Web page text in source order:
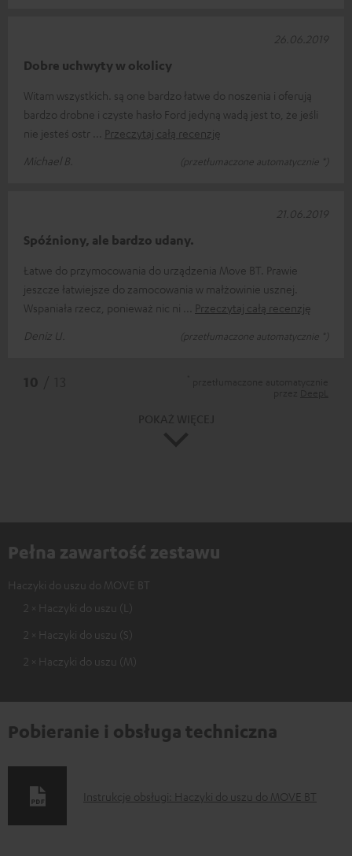
Dobre uchwyty w okolicy
Witam wszystkich. są one bardzo łatwe do noszenia i oferują
bardzo drobne i czyste hasło Ford jedyną wadą jest to, że jeśli
nie jesteś ostr
Przeczytaj całą recenzję
Michael B.
(przetłumaczone automatycznie *)
26.06.2019
Spóźniony, ale bardzo udany.
Łatwe do przymocowania do urządzenia Move BT. Prawie
jeszcze łatwiejsze do zamocowania w małżowinie usznej.
Wspaniała rzecz, ponieważ nic ni
Przeczytaj całą recenzję
Deniz U.
(przetłumaczone automatycznie *)
21.06.2019
Pełna zawartość zestawu
Haczyki do uszu do MOVE BT
2 × Haczyki do uszu (L)
2 × Haczyki do uszu (S)
2 × Haczyki do uszu (M)
Pobieranie i obsługa techniczna
DInstrukcje obsługi: Haczyki do uszu do MOVE BT